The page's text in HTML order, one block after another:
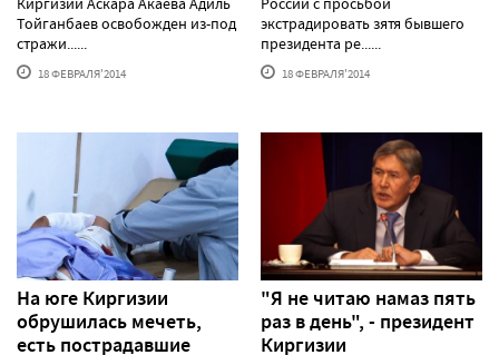
Тойганбаев освобожден из-под
стражи......
18 ФЕВРАЛЯ'2014
экстрадировать зятя бывшего
президента ре......
18 ФЕВРАЛЯ'2014
На юге Киргизии
обрушилась мечеть,
есть пострадавшие
"Я не читаю намаз пять
раз в день", - президент
Киргизии